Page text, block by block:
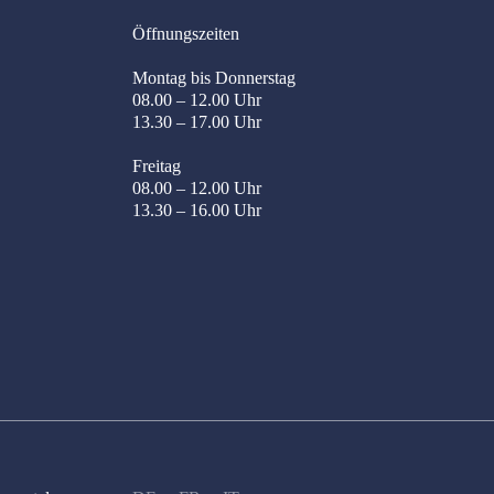
Öffnungszeiten
Montag bis Donnerstag
08.00 – 12.00 Uhr
13.30 – 17.00 Uhr
Freitag
08.00 – 12.00 Uhr
13.30 – 16.00 Uhr